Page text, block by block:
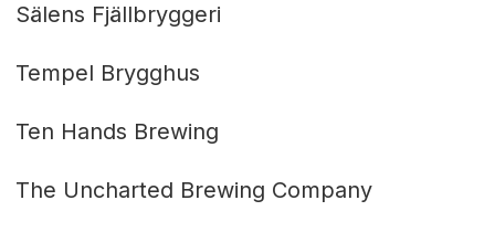
Sälens Fjällbryggeri
Tempel Brygghus
Ten Hands Brewing
The Uncharted Brewing Company